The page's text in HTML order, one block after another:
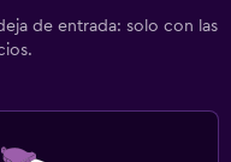
de entrada: solo con las